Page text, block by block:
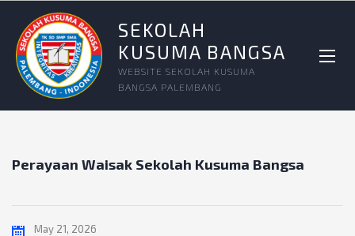
SEKOLAH
KUSUMA BANGSA
WEBSITE SEKOLAH KUSUMA
BANGSA PALEMBANG
Perayaan Waisak Sekolah Kusuma Bangsa
May 21, 2026